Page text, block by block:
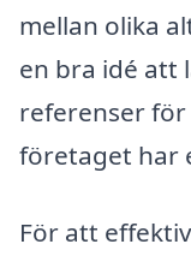
mellan olika
en bra idé att
referenser
företaget har
För att